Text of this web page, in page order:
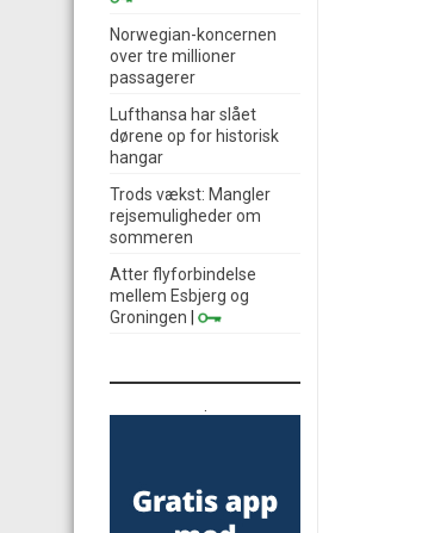
Norwegian-koncernen
over tre millioner
passagerer
Lufthansa har slået
dørene op for historisk
hangar
Trods vækst: Mangler
rejsemuligheder om
sommeren
Atter flyforbindelse
mellem Esbjerg og
Groningen